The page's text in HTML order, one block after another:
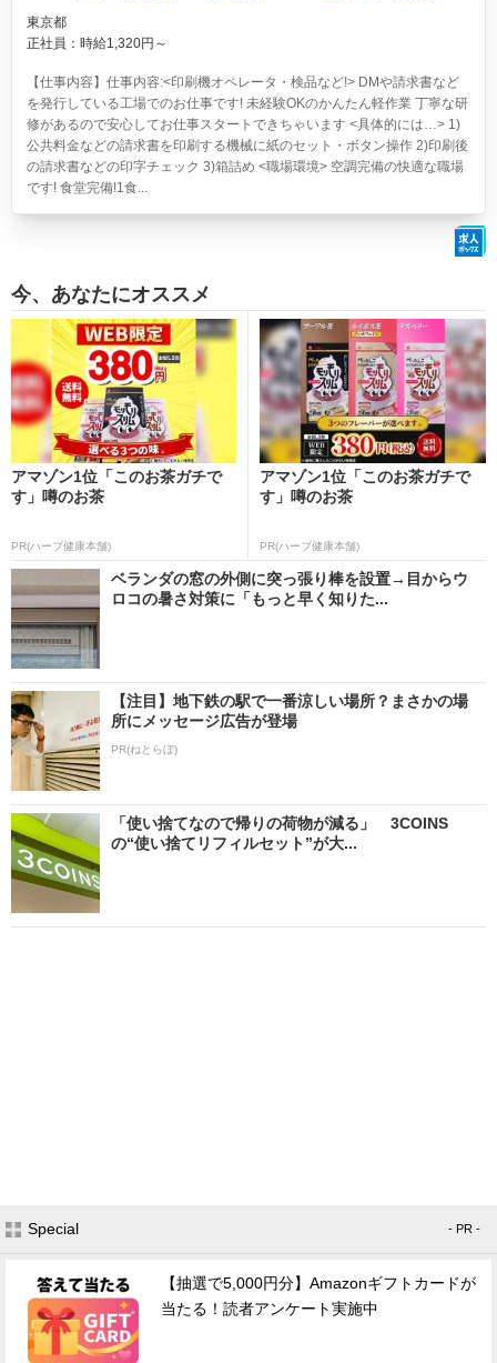
東京都
正社員：時給1,320円～
【仕事内容】仕事内容:<印刷機オペレータ・検品など!> DMや請求書など
を発行している工場でのお仕事です! 未経験OKのかんたん軽作業 丁寧な研
修があるので安心してお仕事スタートできちゃいます <具体的には…> 1)
公共料金などの請求書を印刷する機械に紙のセット・ボタン操作 2)印刷後
の請求書などの印字チェック 3)箱詰め <職場環境> 空調完備の快適な職場
です! 食堂完備!1食...
今、あなたにオススメ
アマゾン1位「このお茶ガチで
す」噂のお茶
PR(ハーブ健康本舗)
アマゾン1位「このお茶ガチで
す」噂のお茶
PR(ハーブ健康本舗)
ベランダの窓の外側に突っ張り棒を設置→目からウ
ロコの暑さ対策に「もっと早く知りた...
【注目】地下鉄の駅で一番涼しい場所？まさかの場
所にメッセージ広告が登場
PR(ねとらぼ)
「使い捨てなので帰りの荷物が減る」 3COINS
の“使い捨てリフィルセット”が大...
Special - PR -
【抽選で5,000円分】Amazonギフトカードが
当たる！読者アンケート実施中